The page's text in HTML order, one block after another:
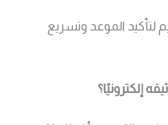
لتأكيد الموعد وتسريع
إلكترونيًا؟